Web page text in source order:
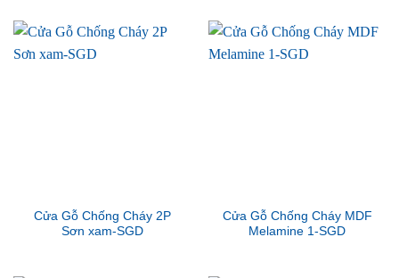
Cửa Gỗ Chống Cháy 2P
Sơn xam-SGD
Cửa Gỗ Chống Cháy MDF
Melamine 1-SGD